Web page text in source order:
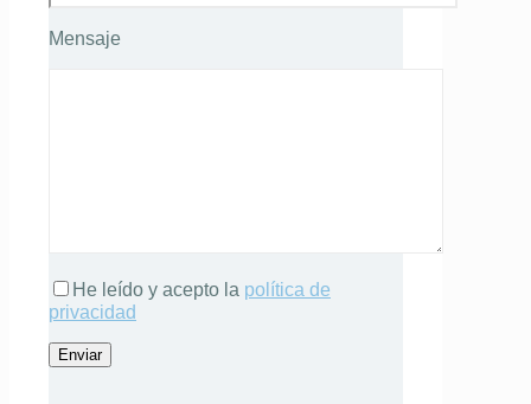
Mensaje
He leído y acepto la política de
privacidad